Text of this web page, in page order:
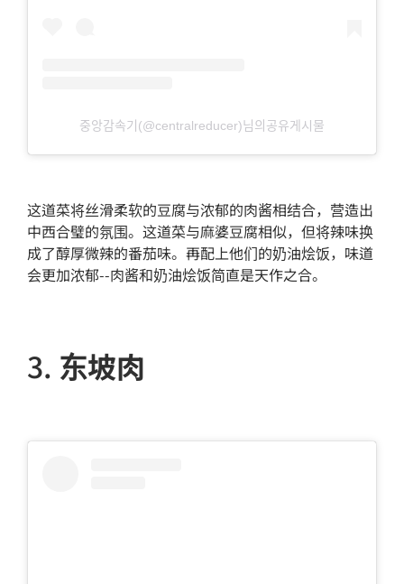
중앙감속기(@centralreducer)님의공유게시물
这道菜将丝滑柔软的豆腐与浓郁的肉酱相结合，营造出
中西合璧的氛围。这道菜与麻婆豆腐相似，但将辣味换
成了醇厚微辣的番茄味。再配上他们的奶油烩饭，味道
会更加浓郁--肉酱和奶油烩饭简直是天作之合。
3. 东坡肉